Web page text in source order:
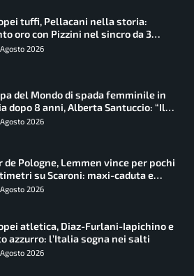
tuffi, Pellacani nella storia:
oro con Pizzini nel sincro da 3
2026
del Mondo di spada femminile in
dopo 8 anni, Alberta Santuccio: “Il
dà sempre i suoi frutti”
2026
de Pologne, Lemmen vince per pochi
su Scaroni: maxi-caduta e
accorciata
2026
atletica, Diaz-Furlani-Iapichino e
azzurro: l’Italia sogna nei salti
2026